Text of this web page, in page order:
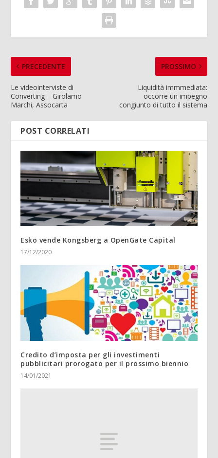
PRECEDENTE
Le videointerviste di
Converting – Girolamo
Marchi, Assocarta
PROSSIMO
Liquidità immmediata:
occorre un impegno
congiunto di tutto il sistema
POST CORRELATI
Esko vende Kongsberg a OpenGate Capital
17/12/2020
Credito d’imposta per gli investimenti
pubblicitari prorogato per il prossimo biennio
14/01/2021